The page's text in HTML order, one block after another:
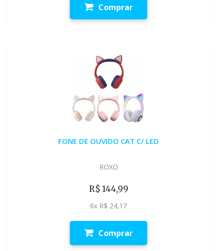
Comprar
FONE DE OUVIDO CAT C/ LED
ROXO
R$ 144,99
6x R$ 24,17
Comprar